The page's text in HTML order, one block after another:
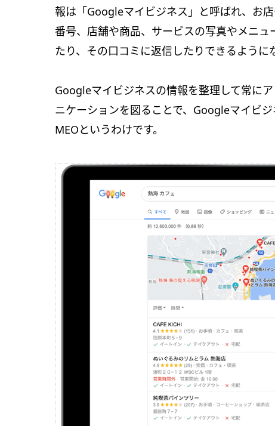
報は「Googleマイビジネス」と呼ばれ、お
番号、店舗や商品、サービスの写真やメニ
たり、その口コミに返信したりできるように
Googleマイビジネスの情報を整理して常に
ニケーションを図ることで、Googleマイビ
MEOというわけです。